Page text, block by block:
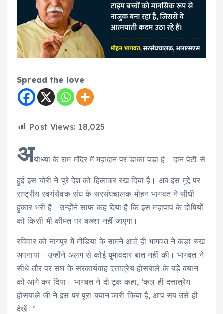
Spread the love
Post Views: 18,025
अयोध्या के राम मंदिर में महादान पर डाका पड़ा है। दान पेटी से
हुई इस चोरी ने पूरे देश को हिलाकर रख दिया है। अब इस मुद्दे पर
राष्ट्रीय स्वयंसेवक संघ के सरसंघचालक मोहन भागवत ने सीधी
हुंकार भरी है। उन्होंने साफ कह दिया है कि इस महापाप के दोषियों
को किसी भी कीमत पर बख्शा नहीं जाएगा।
रविवार को नागपुर में मीडिया के सामने आते ही भागवत ने कड़ा रुख
अपनाया। उन्होंने अलग से कोई घुमावदार बात नहीं की। भागवत ने
सीधे तौर पर संघ के सरकार्यवाह दत्तात्रेय होसबाले के बड़े बयान
को आगे कर दिया। भागवत ने दो टूक कहा, ‘कल ही दत्तात्रेय
होसबाले जी ने इस पर पूरा बयान जारी किया है, आप सब उसे ही
देखें।’